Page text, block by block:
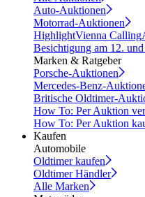
Auto-Auktionen
Motorrad-Auktionen
HighlightVienna Calling
Besichtigung am 12.
Marken & Ratgeber
Porsche-Auktionen
Mercedes-Benz-
Britische Oldtimer-
How To: Per Auktion
How To: Per Auktion
Kaufen
Automobile
Oldtimer kaufen
Oldtimer Händler
Alle Marken